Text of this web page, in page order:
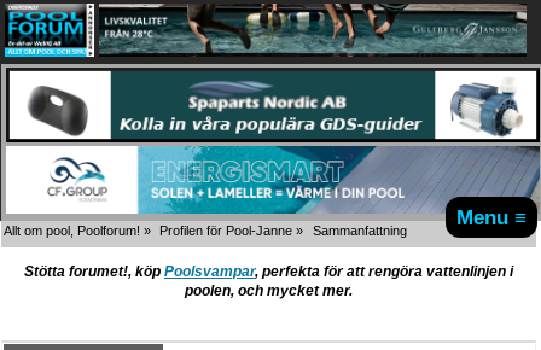
Menu ≡
Allt om pool, Poolforum! » Profilen för Pool-Janne » Sammanfattning
Stötta forumet!, köp Poolsvampar, perfekta för att rengöra vattenlinjen i
poolen, och mycket mer.